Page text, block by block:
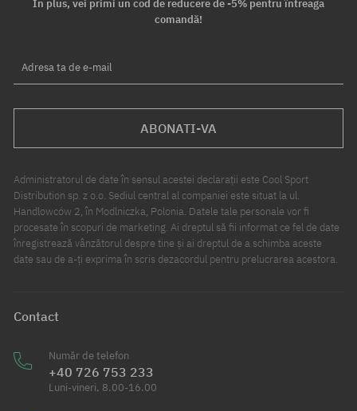
În plus, vei primi un cod de reducere de -5% pentru întreaga
comandă!
Adresa ta de e-mail
ABONATI-VA
Administratorul de date în sensul acestei declarații este Cool Sport
Distribution sp. z o.o. Sediul central al companiei este situat la ul.
Handlowców 2, în Modlniczka, Polonia. Datele tale personale vor fi
procesate în scopuri de marketing. Ai dreptul să fii informat ce fel de date
înregistrează vânzătorul despre tine și ai dreptul de a schimba aceste
date sau de a-ți exprima în scris dezacordul pentru prelucrarea acestora.
Contact
Număr de telefon
+40 726 753 233
Luni-vineri, 8.00-16.00